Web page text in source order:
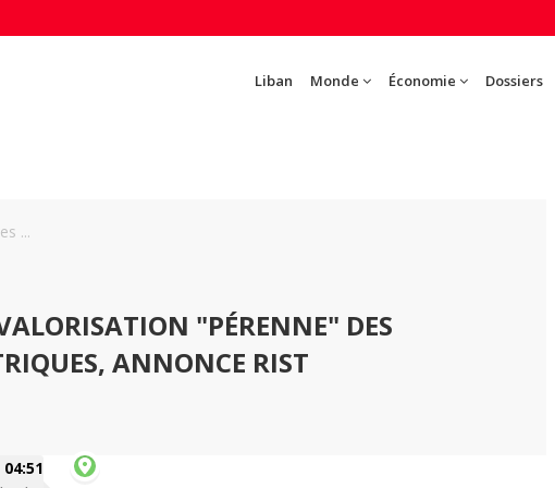
Liban Monde Économie Dossiers
...
"PÉRENNE" DES
ANNONCE RIST
04:51